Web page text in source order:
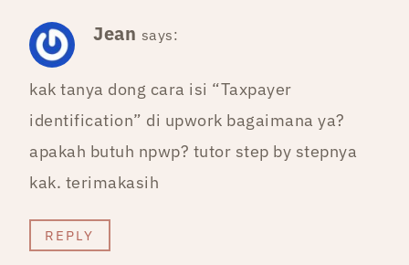
Jean says:
kak tanya dong cara isi “Taxpayer
identification” di upwork bagaimana ya?
apakah butuh npwp? tutor step by stepnya
kak. terimakasih
REPLY